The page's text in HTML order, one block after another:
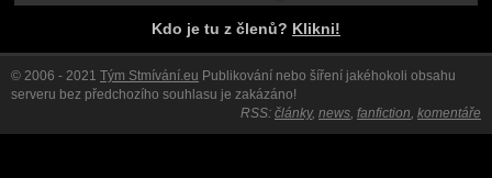
Kdo je tu z členů? Klikni!
© 2006 - 2021 Tým Stmívání.eu Publikování nebo šíření jakéhokoli obsahu
serveru bez předchozího souhlasu je zakázáno!
RSS: články, news fanfiction komentáře